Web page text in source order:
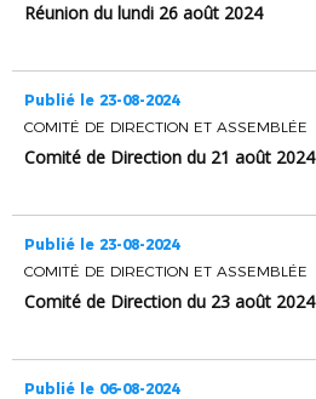
Réunion du lundi 26 août 2024
Publié le 23-08-2024
COMITÉ DE DIRECTION ET ASSEMBLÉE
Comité de Direction du 21 août 2024
Publié le 23-08-2024
COMITÉ DE DIRECTION ET ASSEMBLÉE
Comité de Direction du 23 août 2024
Publié le 06-08-2024